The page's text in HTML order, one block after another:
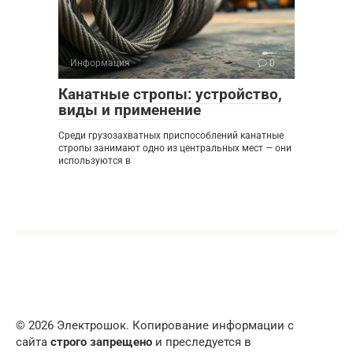
Информация 0
Канатные стропы: устройство,
виды и применение
Среди грузозахватных приспособлений канатные
стропы занимают одно из центральных мест — они
используются в
© 2026 Электрошок. Копирование информации с
сайта строго запрещено и преследуется в